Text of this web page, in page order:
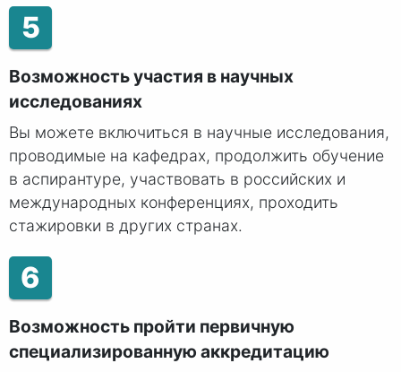
5
Возможность участия в научных
исследованиях
Вы можете включиться в научные исследования,
проводимые на кафедрах, продолжить обучение
в аспирантуре, участвовать в российских и
международных конференциях, проходить
стажировки в других странах.
6
Возможность пройти первичную
специализированную аккредитацию